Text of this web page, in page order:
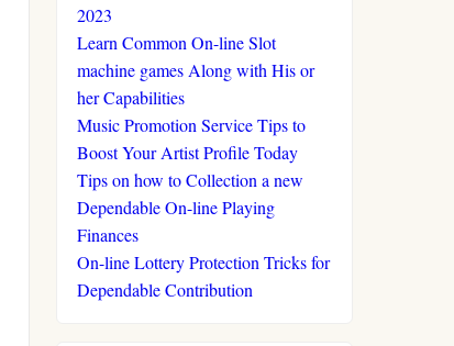
2023
Learn Common On-line Slot
machine games Along with His or
her Capabilities
Music Promotion Service Tips to
Boost Your Artist Profile Today
Tips on how to Collection a new
Dependable On-line Playing
Finances
On-line Lottery Protection Tricks for
Dependable Contribution